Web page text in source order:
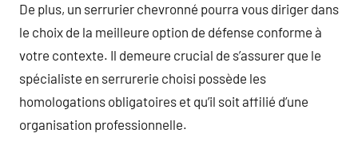
De plus, un serrurier chevronné pourra vous diriger dans
le choix de la meilleure option de défense conforme à
votre contexte. Il demeure crucial de s’assurer que le
spécialiste en serrurerie choisi possède les
homologations obligatoires et qu’il soit affilié d’une
organisation professionnelle.